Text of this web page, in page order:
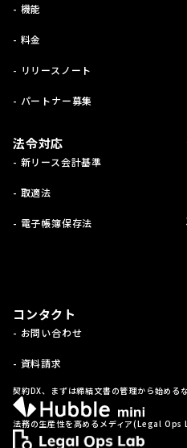
- 機能
- 料金
- リリースノート
- パートナー募集
法令対応
- 新リース会計基準
- 取適法
- 電子帳簿保存法
コンタクト
- お問い合わせ
- 資料請求
契約DX、まずは締結文書の管理から始める
法務の生産性を高めるメディア(Legal Ops